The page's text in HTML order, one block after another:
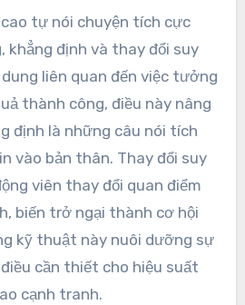
tự nói chuyện tích cực
khẳng định và thay đổi suy
liên quan đến việc tưởng
thành công, điều này nâng
định là những câu nói tích
vào bản thân. Thay đổi suy
viên thay đổi quan điểm
biến trở ngại thành cơ hội
kỹ thuật này nuôi dưỡng sự
cần thiết cho hiệu suất
cạnh tranh.